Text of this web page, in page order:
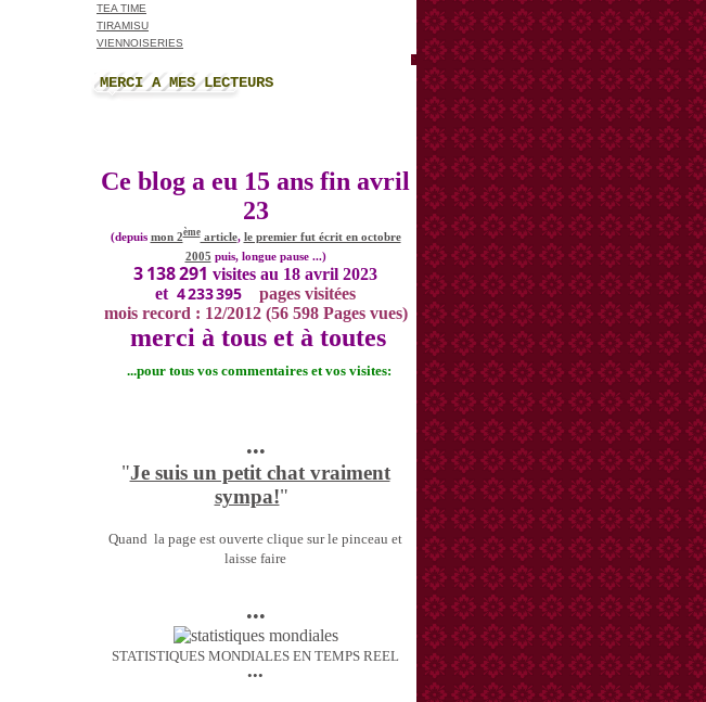
TEA TIME
TIRAMISU
VIENNOISERIES
MERCI A MES LECTEURS
Ce blog a eu 15 ans fin avril
23
(depuis mon 2èmearticle, le premier fut écrit en octobre
2005 puis, longue pause ...)
3 138 291 visites au 18 avril 2023
et 4 233 395
pages visitées
mois record : 12/2012 (56 598 Pages vues)
merci à tous et à toutes
...pour tous vos commentaires et vos visites:
•••
"Je suis un petit chat vraiment
sympa!"
Quand la page est ouverte clique sur le pinceau et
laisse faire
•••
STATISTIQUES MONDIALES EN TEMPS REEL
•••